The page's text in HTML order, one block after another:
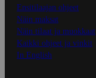
Ensitilaajan ohjeet
Näin maksat
Näin tilaat ja muokkaat
Kaikki ohjeet ja vinkit
In English